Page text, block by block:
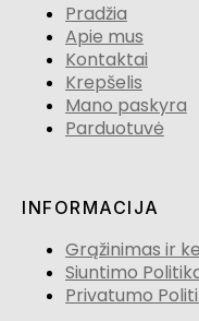
Pradžia
Apie mus
Kontaktai
Krepšelis
Mano paskyra
Parduotuvė
INFORMACIJA
Grąžinimas ir
Siuntimo
Privatumo